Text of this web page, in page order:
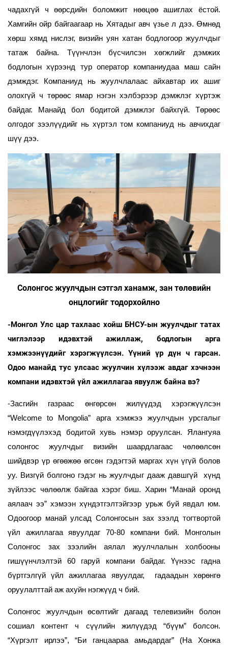
чадахгүй ч өөрсдийн боломжит нөөцөө ашиглах ёстой.
Хамгийн ойр байгаагаар нь Хятадыг авч үзье л дээ. Өмнөд
хөрш хямд нислэг, визийн уян хатан бодлогоор жуулчдыг
татаж байна. Түүнчлэн бүсчилсэн хөгжлийг дэмжих
бодлогын хүрээнд тур оператор компаниудаа маш сайн
дэмждэг. Компаниуд нь жуулчлалаас айхавтар их ашиг
олохгүй ч төрөөс ямар нэгэн хэлбэрээр дэмжлэг хүртэж
байдаг. Манайд бол бодитой дэмжлэг байхгүй. Төрөөс
олгодог зээлүүдийг нь хүртэл том компаниуд нь авчихдаг
шүү дээ.
Солонгос жуулчдын сэтгэл ханамж, зан төлөвийн
онцлогийг тодорхойлно
-Монгол Улс цар тахлаас хойш БНСУ-ын жуулчдыг татах
чиглэлээр идэвхтэй ажиллаж, бодлогын арга
хэмжээнүүдийг хэрэгжүүлсэн. Үүний үр дүн ч гарсан.
Одоо манайд тус улсаас жуулчин хүлээж авдаг хэчнээн
компани идэвхтэй үйл ажиллагаа явуулж байна вэ?
-Засгийн газраас өнгөрсөн жилүүдэд хэрэгжүүлсэн
“Welcome to Mongolia” арга хэмжээ жуулчдын урсгалыг
нэмэгдүүлэхэд бодитой хувь нэмэр оруулсан. Ялангуяа
солонгос жуулчдыг визийн шаардлагаас чөлөөлсөн
шийдвэр үр өгөөжөө өгсөн гэдэгтэй маргах хүн үгүй болов
уу. Визгүй болгоно гэдэг нь жуулчдыг дааж давшгүй хүнд
зүйлээс чөлөөлж байгаа хэрэг биш. Харин “Манай оронд
аялаач ээ” хэмээн хүндэтгэлтэйгээр урьж буй явдал юм.
Одоогоор манай улсад Солонгосын зах зээлд тогтвортой
үйл ажиллагаа явуулдаг 70-80 компани бий. Монголын
Солонгос зах зээлийн аялал жуулчлалын холбооны
гишүүнчлэлтэй 60 гаруй компани байдаг. Үүнээс гадна
бүртгэлгүй үйл ажиллагаа явуулдаг, гадаадын хөрөнгө
оруулалттай аж ахуйн нэгжүүд ч бий.
Солонгос жуулчдын өсөлтийг дагаад телевизийн болон
сошиал контент ч сүүлийн жилүүдэд “бүүм” болсон.
“Хүргэлт ирлээ”, “Би ганцаараа амьдардаг” (На Хонжа